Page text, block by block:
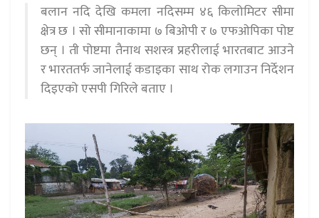
बलान नदि देखि कमला नदिसम्म ४६ किलोमिटर सीमा
क्षेत्र छ । सो सीमानाकामा ७ बिओपी र ७ एफओपिका पोष्ट
छन् । ती पोष्टमा तैनाथ सशस्त्र प्रहरीलाई भारतबाट आउने
र भारततर्फ जानेलाई कडाइका साथ रोक लगाउन निर्देशन
दिइएको एसपी गिरिले बताए ।